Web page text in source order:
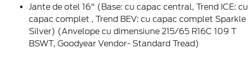
Jante de otel 16" (Base: cu capac central, Trend ICE: cu
capac complet , Trend BEV: cu capac complet Sparkle
Silver) (Anvelope cu dimensiune 215/65 R16C 109 T
BSWT, Goodyear Vendor- Standard Tread)